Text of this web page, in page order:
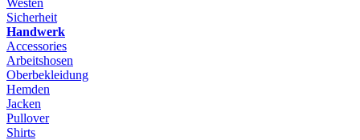
Westen
Sicherheit
Handwerk
Accessories
Arbeitshosen
Oberbekleidung
Hemden
Jacken
Pullover
Shirts